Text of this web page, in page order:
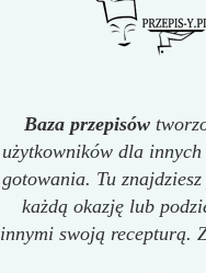
Baza przepisów
użytkowników dla
gotowania. Tu znajdziesz
każdą okazję lub
innymi swoją recepturą.